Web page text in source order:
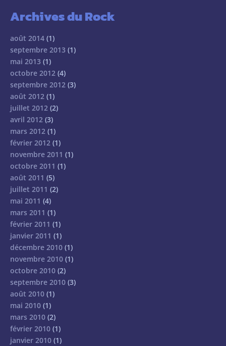
Archives du Rock
août 2014 (1)
septembre 2013 (1)
mai 2013 (1)
octobre 2012 (4)
septembre 2012 (3)
août 2012 (1)
juillet 2012 (2)
avril 2012 (3)
mars 2012 (1)
février 2012 (1)
novembre 2011 (1)
octobre 2011 (1)
août 2011 (5)
juillet 2011 (2)
mai 2011 (4)
mars 2011 (1)
février 2011 (1)
janvier 2011 (1)
décembre 2010 (1)
novembre 2010 (1)
octobre 2010 (2)
septembre 2010 (3)
août 2010 (1)
mai 2010 (1)
mars 2010 (2)
février 2010 (1)
janvier 2010 (1)